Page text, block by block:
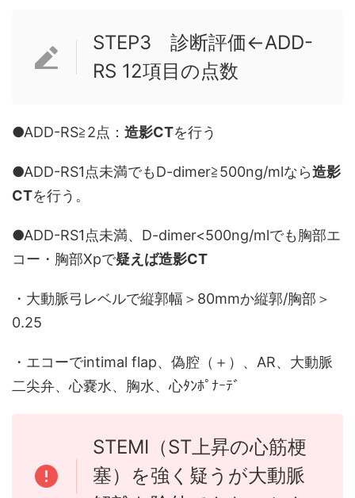
STEP3 診断評価←ADD-
RS 12項目の点数
●ADD-RS≧2点： 造影CTを行う
●ADD-RS1点未満でもD-dimer≧500ng/mlなら造影
CTを行う。
●ADD-RS1点未満、D-dimer<500ng/mlでも胸部エ
コー・胸部Xpで疑えば造影CT
・大動脈弓レベルで縦郭幅＞80mmか縦郭/胸部＞
0.25
・エコーでintimal flap、偽腔（＋）、AR、大動脈
二尖弁、心嚢水、胸水、心ﾀﾝﾎﾟﾅｰﾃﾞ
STEMI（ST上昇の心筋梗
塞）を強く疑うが大動脈